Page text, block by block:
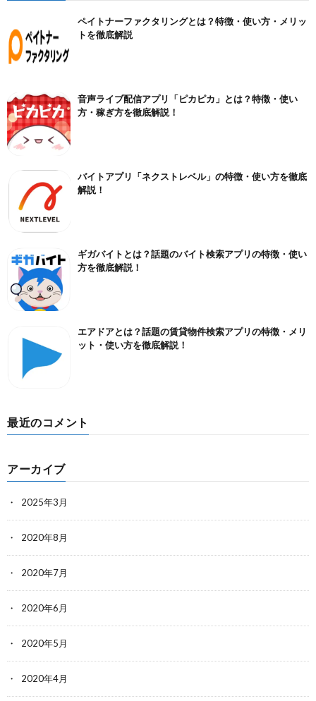
ペイトナーファクタリングとは？特徴・使い方・メリッ
トを徹底解説
音声ライブ配信アプリ「ピカピカ」とは？特徴・使い
方・稼ぎ方を徹底解説！
バイトアプリ「ネクストレベル」の特徴・使い方を徹底
解説！
ギガバイトとは？話題のバイト検索アプリの特徴・使い
方を徹底解説！
エアドアとは？話題の賃貸物件検索アプリの特徴・メリ
ット・使い方を徹底解説！
最近のコメント
アーカイブ
2025年3月
2020年8月
2020年7月
2020年6月
2020年5月
2020年4月